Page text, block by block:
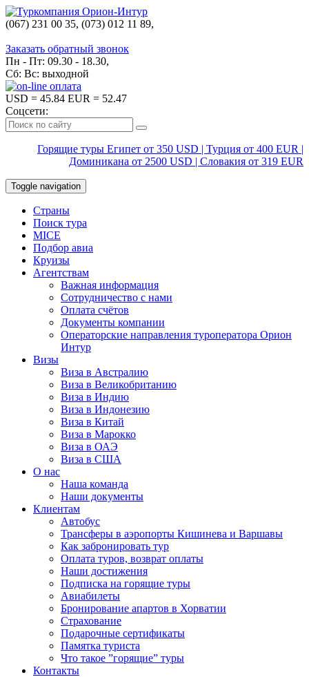
(067) 231 00 35, (073) 012 11 89,
Заказать обратный звонок
Пн - Пт: 09.30 - 18.30,
Сб: Вс: выходной
USD = 45.84 EUR = 52.47
Соцсети:
Горящие туры Египет от 350 USD | Турция от 400 EUR |
Доминикана от 2500 USD | Словакия от 319 EUR
Toggle navigation
Страны
Поиск тура
MICE
Подбор авиа
Круизы
Агентствам
Важная информация
Сотрудничество с нами
Оплата счётов
Документы компании
Операторские направления туроператора Орион
Интур
Визы
Виза в Австралию
Виза в Великобританию
Виза в Индию
Виза в Индонезию
Виза в Китай
Виза в Марокко
Виза в ОАЭ
Виза в США
О нас
Наша команда
Наши документы
Клиентам
Автобус
Трансферы в аэропорты Кишинева и Варшавы
Как забронировать тур
Оплата туров, возврат оплаты
Наши достижения
Подписка на горящие туры
Авиабилеты
Бронирование апартов в Хорватии
Страхование
Подарочные сертификаты
Памятка туриста
Что такое ”горящие” туры
Контакты